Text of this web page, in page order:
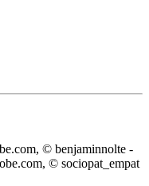
© benjaminnolte -
© sociopat_empat